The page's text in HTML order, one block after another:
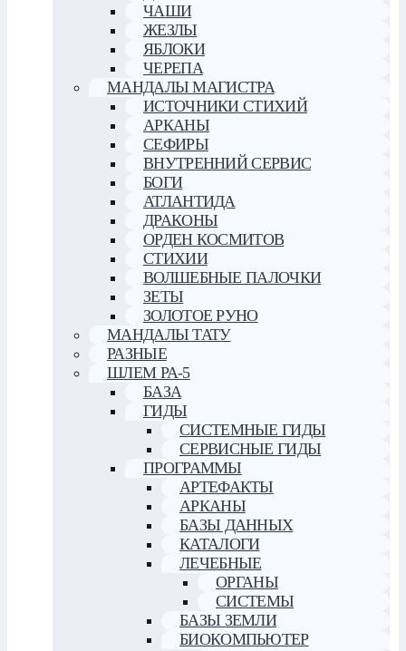
ЧАШИ
ЖЕЗЛЫ
ЯБЛОКИ
ЧЕРЕПА
МАНДАЛЫ МАГИСТРА
ИСТОЧНИКИ СТИХИЙ
АРКАНЫ
СЕФИРЫ
ВНУТРЕННИЙ СЕРВИС
БОГИ
АТЛАНТИДА
ДРАКОНЫ
ОРДЕН КОСМИТОВ
СТИХИИ
ВОЛШЕБНЫЕ ПАЛОЧКИ
ЗЕТЫ
ЗОЛОТОЕ РУНО
МАНДАЛЫ ТАТУ
РАЗНЫЕ
ШЛЕМ РА-5
БАЗА
ГИДЫ
СИСТЕМНЫЕ ГИДЫ
СЕРВИСНЫЕ ГИДЫ
ПРОГРАММЫ
АРТЕФАКТЫ
АРКАНЫ
БАЗЫ ДАННЫХ
КАТАЛОГИ
ЛЕЧЕБНЫЕ
ОРГАНЫ
СИСТЕМЫ
БАЗЫ ЗЕМЛИ
БИОКОМПЬЮТЕР